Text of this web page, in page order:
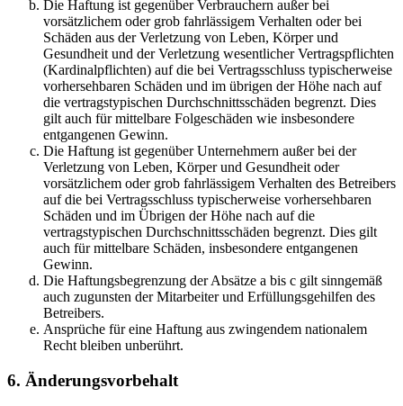
Die Haftung ist gegenüber Verbrauchern außer bei
vorsätzlichem oder grob fahrlässigem Verhalten oder bei
Schäden aus der Verletzung von Leben, Körper und
Gesundheit und der Verletzung wesentlicher Vertragspflichten
(Kardinalpflichten) auf die bei Vertragsschluss typischerweise
vorhersehbaren Schäden und im übrigen der Höhe nach auf
die vertragstypischen Durchschnittsschäden begrenzt. Dies
gilt auch für mittelbare Folgeschäden wie insbesondere
entgangenen Gewinn.
Die Haftung ist gegenüber Unternehmern außer bei der
Verletzung von Leben, Körper und Gesundheit oder
vorsätzlichem oder grob fahrlässigem Verhalten des Betreibers
auf die bei Vertragsschluss typischerweise vorhersehbaren
Schäden und im Übrigen der Höhe nach auf die
vertragstypischen Durchschnittsschäden begrenzt. Dies gilt
auch für mittelbare Schäden, insbesondere entgangenen
Gewinn.
Die Haftungsbegrenzung der Absätze a bis c gilt sinngemäß
auch zugunsten der Mitarbeiter und Erfüllungsgehilfen des
Betreibers.
Ansprüche für eine Haftung aus zwingendem nationalem
Recht bleiben unberührt.
6. Änderungsvorbehalt